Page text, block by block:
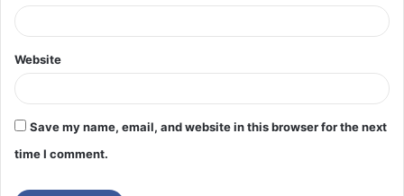
Website
Save my name, email, and website in this browser for the next
time I comment.